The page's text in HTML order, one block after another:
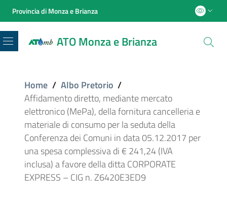
Provincia di Monza e Brianza
ATO Monza e Brianza
Menu
Home / Albo Pretorio /
Affidamento diretto, mediante mercato
elettronico (MePa), della fornitura cancelleria e
materiale di consumo per la seduta della
Conferenza dei Comuni in data 05.12.2017 per
una spesa complessiva di € 241,24 (IVA
inclusa) a favore della ditta CORPORATE
EXPRESS – CIG n. Z6420E3ED9